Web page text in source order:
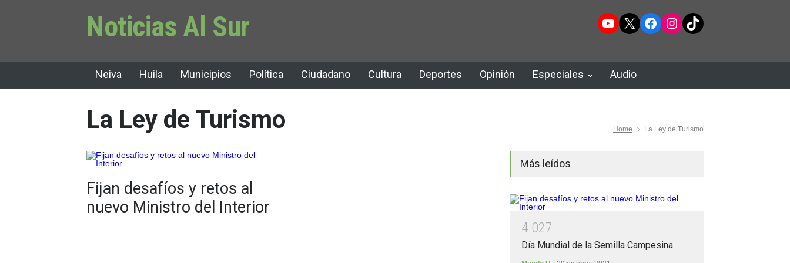
Noticias Al Sur YouTube
X Facebook
Instagram
TikTok
Neiva Huila Municipios Política Ciudadano Cultura Deportes Opinión Especiales Audio
La Ley de Turismo Home La Ley de Turismo
Fijan desafíos y retos al
nuevo Ministro del Interior
Más leídos
4 027
Día Mundial de la Semilla Campesina